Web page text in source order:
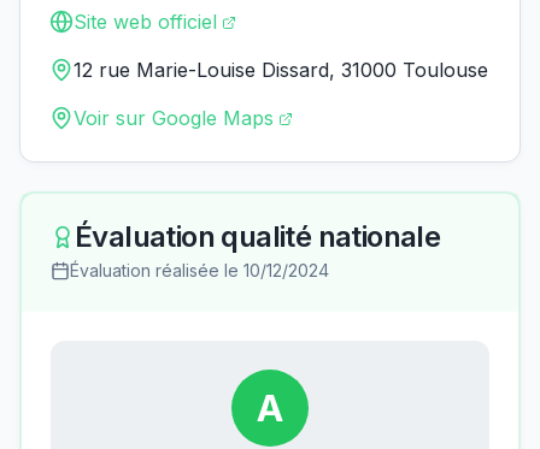
Site web officiel
12 rue Marie-Louise Dissard, 31000 Toulouse
Voir sur Google Maps
Évaluation qualité nationale
Évaluation réalisée le 10/12/2024
A